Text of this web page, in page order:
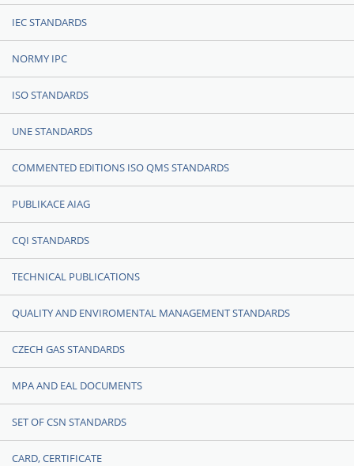
IEC STANDARDS
NORMY IPC
ISO STANDARDS
UNE STANDARDS
COMMENTED EDITIONS ISO QMS STANDARDS
PUBLIKACE AIAG
CQI STANDARDS
TECHNICAL PUBLICATIONS
QUALITY AND ENVIROMENTAL MANAGEMENT STANDARDS
CZECH GAS STANDARDS
MPA AND EAL DOCUMENTS
SET OF CSN STANDARDS
CARD, CERTIFICATE